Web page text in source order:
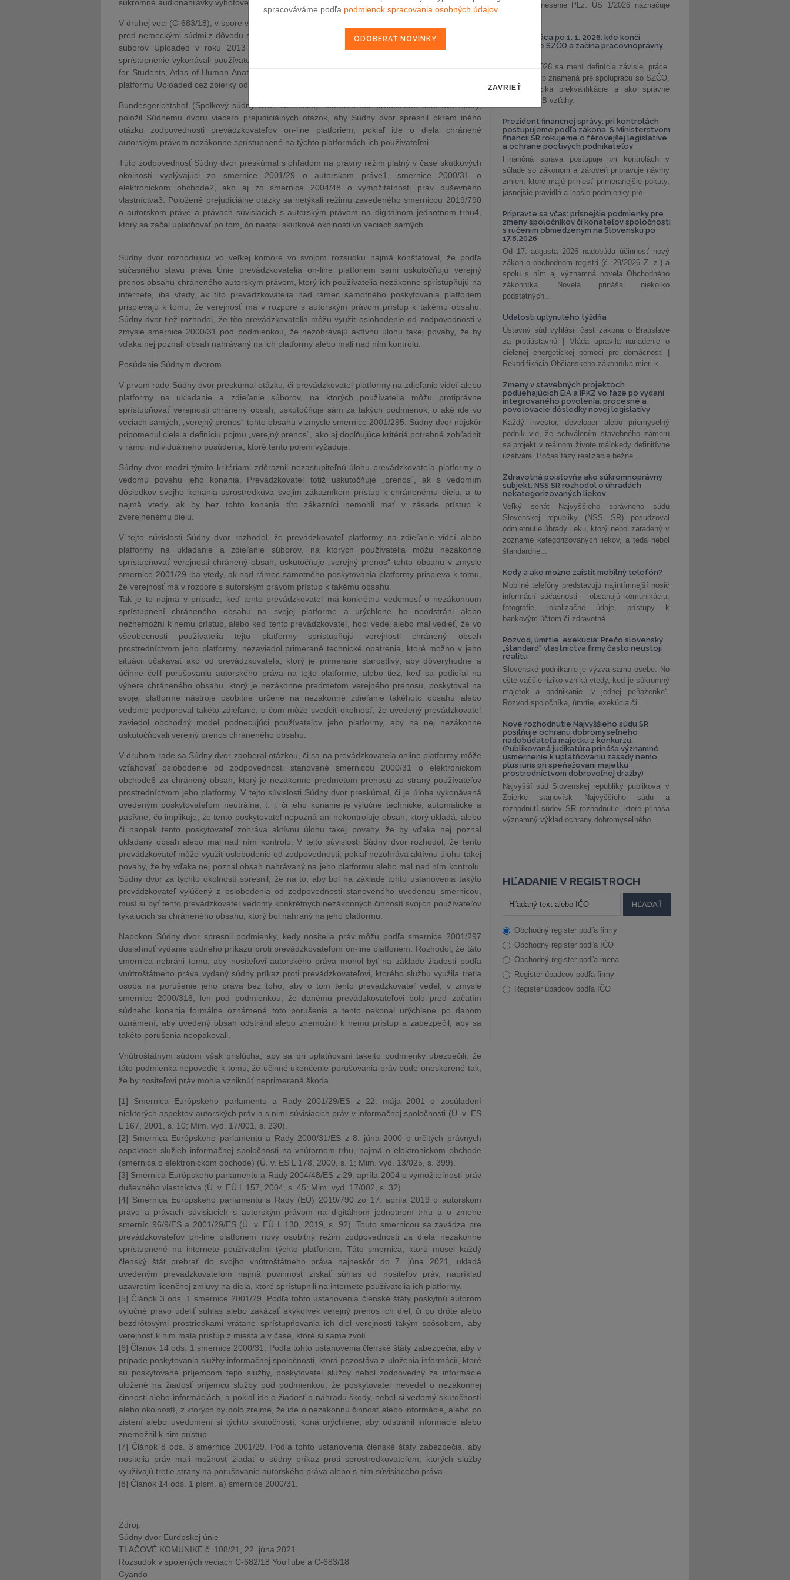
súkromné audionahrávky vyhotovené počas koncertov v rámci jej turné „Symphony Tour“.
V druhej veci (C-683/18), v spore vo veci samej, vydavateľstvo Elsevier žaluje spoločnosť Cyando
pred nemeckými súdmi z dôvodu sprístupnenia on-line na jej platforme na ukladanie a zdieľanie
súborov Uploaded v roku 2013 rôznych diel, ku ktorým má Elsevier výlučné práva. Toto
sprístupnenie vykonávali používatelia tejto platformy bez jej súhlasu. Ide o diela Gray’s Anatomy
for Students, Atlas of Human Anatomy a Campbell-Walsh Urology, ku ktorým sa dalo dostať na
platformu Uploaded cez zbierky odkazov rehabgate.com, avaxhome.ws a bookarchive.ws.
Bundesgerichtshof (Spolkový súdny dvor, Nemecko), ktorému boli predložené tieto dva spory,
položil Súdnemu dvoru viacero prejudiciálnych otázok, aby Súdny dvor spresnil okrem iného
otázku zodpovednosti prevádzkovateľov on-line platforiem, pokiaľ ide o diela chránené
autorským právom nezákonne sprístupnené na týchto platformách ich používateľmi.
Túto zodpovednosť Súdny dvor preskúmal s ohľadom na právny režim platný v čase skutkových
okolností vyplývajúci zo smernice 2001/29 o autorskom práve1, smernice 2000/31 o
elektronickom obchode2, ako aj zo smernice 2004/48 o vymožiteľnosti práv duševného
vlastníctva3. Položené prejudiciálne otázky sa netýkali režimu zavedeného smernicou 2019/790
o autorskom práve a právach súvisiacich s autorským právom na digitálnom jednotnom trhu4,
ktorý sa začal uplatňovať po tom, čo nastali skutkové okolnosti vo veciach samých.
Súdny dvor rozhodujúci vo veľkej komore vo svojom rozsudku najmä konštatoval, že podľa
súčasného stavu práva Únie prevádzkovatelia on-line platforiem sami uskutočňujú verejný
prenos obsahu chráneného autorským právom, ktorý ich používatelia nezákonne sprístupňujú na
internete, iba vtedy, ak títo prevádzkovatelia nad rámec samotného poskytovania platforiem
prispievajú k tomu, že verejnosť má v rozpore s autorským právom prístup k takému obsahu.
Súdny dvor tiež rozhodol, že títo prevádzkovatelia môžu využiť oslobodenie od zodpovednosti v
zmysle smernice 2000/31 pod podmienkou, že nezohrávajú aktívnu úlohu takej povahy, že by
vďaka nej poznali obsah nahrávaný na ich platformy alebo mali nad ním kontrolu.
Posúdenie Súdnym dvorom
V prvom rade Súdny dvor preskúmal otázku, či prevádzkovateľ platformy na zdieľanie videí alebo
platformy na ukladanie a zdieľanie súborov, na ktorých používatelia môžu protiprávne
sprístupňovať verejnosti chránený obsah, uskutočňuje sám za takých podmienok, o aké ide vo
veciach samých, „verejný prenos“ tohto obsahu v zmysle smernice 2001/295. Súdny dvor najskôr
pripomenul ciele a definíciu pojmu „verejný prenos“, ako aj doplňujúce kritériá potrebné zohľadniť
v rámci individuálneho posúdenia, ktoré tento pojem vyžaduje.
Súdny dvor medzi týmito kritériami zdôraznil nezastupiteľnú úlohu prevádzkovateľa platformy a
vedomú povahu jeho konania. Prevádzkovateľ totiž uskutočňuje „prenos“, ak s vedomím
dôsledkov svojho konania sprostredkúva svojim zákazníkom prístup k chránenému dielu, a to
najmä vtedy, ak by bez tohto konania títo zákazníci nemohli mať v zásade prístup k
zverejnenému dielu.
V tejto súvislosti Súdny dvor rozhodol, že prevádzkovateľ platformy na zdieľanie videí alebo
platformy na ukladanie a zdieľanie súborov, na ktorých používatelia môžu nezákonne
sprístupňovať verejnosti chránený obsah, uskutočňuje „verejný prenos“ tohto obsahu v zmysle
smernice 2001/29 iba vtedy, ak nad rámec samotného poskytovania platformy prispieva k tomu,
že verejnosť má v rozpore s autorským právom prístup k takému obsahu.
Tak je to najmä v prípade, keď tento prevádzkovateľ má konkrétnu vedomosť o nezákonnom
sprístupnení chráneného obsahu na svojej platforme a urýchlene ho neodstráni alebo
neznemožní k nemu prístup, alebo keď tento prevádzkovateľ, hoci vedel alebo mal vedieť, že vo
všeobecnosti používatelia tejto platformy sprístupňujú verejnosti chránený obsah
prostredníctvom jeho platformy, nezaviedol primerané technické opatrenia, ktoré možno v jeho
situácii očakávať ako od prevádzkovateľa, ktorý je primerane starostlivý, aby dôveryhodne a
účinne čelil porušovaniu autorského práva na tejto platforme, alebo tiež, keď sa podieľal na
výbere chráneného obsahu, ktorý je nezákonne predmetom verejného prenosu, poskytoval na
svojej platforme nástroje osobitne určené na nezákonné zdieľanie takéhoto obsahu alebo
vedome podporoval takéto zdieľanie, o čom môže svedčiť okolnosť, že uvedený prevádzkovateľ
zaviedol obchodný model podnecujúci používateľov jeho platformy, aby na nej nezákonne
uskutočňovali verejný prenos chráneného obsahu.
V druhom rade sa Súdny dvor zaoberal otázkou, či sa na prevádzkovateľa online platformy môže
vzťahovať oslobodenie od zodpovednosti stanovené smernicou 2000/31 o elektronickom
obchode6 za chránený obsah, ktorý je nezákonne predmetom prenosu zo strany používateľov
prostredníctvom jeho platformy. V tejto súvislosti Súdny dvor preskúmal, či je úloha vykonávaná
uvedeným poskytovateľom neutrálna, t. j. či jeho konanie je výlučne technické, automatické a
pasívne, čo implikuje, že tento poskytovateľ nepozná ani nekontroluje obsah, ktorý ukladá, alebo
či naopak tento poskytovateľ zohráva aktívnu úlohu takej povahy, že by vďaka nej poznal
ukladaný obsah alebo mal nad ním kontrolu. V tejto súvislosti Súdny dvor rozhodol, že tento
prevádzkovateľ môže využiť oslobodenie od zodpovednosti, pokiaľ nezohráva aktívnu úlohu takej
povahy, že by vďaka nej poznal obsah nahrávaný na jeho platformu alebo mal nad ním kontrolu.
Súdny dvor za týchto okolností spresnil, že na to, aby bol na základe tohto ustanovenia takýto
prevádzkovateľ vylúčený z oslobodenia od zodpovednosti stanoveného uvedenou smernicou,
musí si byť tento prevádzkovateľ vedomý konkrétnych nezákonných činností svojich používateľov
týkajúcich sa chráneného obsahu, ktorý bol nahraný na jeho platformu.
Napokon Súdny dvor spresnil podmienky, kedy nositelia práv môžu podľa smernice 2001/297
dosiahnuť vydanie súdneho príkazu proti prevádzkovateľom on-line platforiem. Rozhodol, že táto
smernica nebráni tomu, aby nositeľovi autorského práva mohol byť na základe žiadosti podľa
vnútroštátneho práva vydaný súdny príkaz proti prevádzkovateľovi, ktorého službu využila tretia
osoba na porušenie jeho práva bez toho, aby o tom tento prevádzkovateľ vedel, v zmysle
smernice 2000/318, len pod podmienkou, že danému prevádzkovateľovi bolo pred začatím
súdneho konania formálne oznámené toto porušenie a tento nekonal urýchlene po danom
oznámení, aby uvedený obsah odstránil alebo znemožnil k nemu prístup a zabezpečil, aby sa
takéto porušenia neopakovali.
Vnútroštátnym súdom však prislúcha, aby sa pri uplatňovaní takejto podmienky ubezpečili, že
táto podmienka nepovedie k tomu, že účinné ukončenie porušovania práv bude oneskorené tak,
že by nositeľovi práv mohla vzniknúť neprimeraná škoda.
[1] Smernica Európskeho parlamentu a Rady 2001/29/ES z 22. mája 2001 o zosúladení
niektorých aspektov autorských práv a s nimi súvisiacich práv v informačnej spoločnosti (Ú. v. ES
L 167, 2001, s. 10; Mim. vyd. 17/001, s. 230).
[2] Smernica Európskeho parlamentu a Rady 2000/31/ES z 8. júna 2000 o určitých právnych
aspektoch služieb informačnej spoločnosti na vnútornom trhu, najmä o elektronickom obchode
(smernica o elektronickom obchode) (Ú. v. ES L 178, 2000, s. 1; Mim. vyd. 13/025, s. 399).
[3] Smernica Európskeho parlamentu a Rady 2004/48/ES z 29. apríla 2004 o vymožiteľnosti práv
duševného vlastníctva (Ú. v. EÚ L 157, 2004, s. 45; Mim. vyd. 17/002, s. 32).
[4] Smernica Európskeho parlamentu a Rady (EÚ) 2019/790 zo 17. apríla 2019 o autorskom
práve a právach súvisiacich s autorským právom na digitálnom jednotnom trhu a o zmene
smerníc 96/9/ES a 2001/29/ES (Ú. v. EÚ L 130, 2019, s. 92). Touto smernicou sa zavádza pre
prevádzkovateľov on-line platforiem nový osobitný režim zodpovednosti za diela nezákonne
sprístupnené na internete používateľmi týchto platforiem. Táto smernica, ktorú musel každý
členský štát prebrať do svojho vnútroštátneho práva najneskôr do 7. júna 2021, ukladá
uvedeným prevádzkovateľom najmä povinnosť získať súhlas od nositeľov práv, napríklad
uzavretím licenčnej zmluvy na diela, ktoré sprístupnili na internete používatelia ich platformy.
[5] Článok 3 ods. 1 smernice 2001/29. Podľa tohto ustanovenia členské štáty poskytnú autorom
výlučné právo udeliť súhlas alebo zakázať akýkoľvek verejný prenos ich diel, či po drôte alebo
bezdrôtovými prostriedkami vrátane sprístupňovania ich diel verejnosti takým spôsobom, aby
verejnosť k nim mala prístup z miesta a v čase, ktoré si sama zvolí.
[6] Článok 14 ods. 1 smernice 2000/31. Podľa tohto ustanovenia členské štáty zabezpečia, aby v
prípade poskytovania služby informačnej spoločnosti, ktorá pozostáva z uloženia informácií, ktoré
sú poskytované príjemcom tejto služby, poskytovateľ služby nebol zodpovedný za informácie
uložené na žiadosť príjemcu služby pod podmienkou, že poskytovateľ nevedel o nezákonnej
činnosti alebo informáciách, a pokiaľ ide o žiadosť o náhradu škody, nebol si vedomý skutočností
alebo okolností, z ktorých by bolo zrejmé, že ide o nezákonnú činnosť alebo informácie, alebo po
zistení alebo uvedomení si týchto skutočností, koná urýchlene, aby odstránil informácie alebo
znemožnil k nim prístup.
[7] Článok 8 ods. 3 smernice 2001/29. Podľa tohto ustanovenia členské štáty zabezpečia, aby
nositelia práv mali možnosť žiadať o súdny príkaz proti sprostredkovateľom, ktorých služby
využívajú tretie strany na porušovanie autorského práva alebo s ním súvisiaceho práva.
[8] Článok 14 ods. 1 písm. a) smernice 2000/31.
Zdroj:
Súdny dvor Európskej únie
TLAČOVÉ KOMUNIKÉ č. 108/21, 22. júna 2021
Rozsudok v spojených veciach C-682/18 YouTube a C-683/18
Cyando
celkov. Uznesenie PLz. ÚS 1/2026 naznačuje
odklon od...
Závislá práca po 1. 1. 2026: kde končí
podnikanie SZČO a začína pracovnoprávny
Od 1. 1. 2026 sa mení definícia závislej práce.
Zistite, čo to znamená pre spoluprácu so SZČO,
aké sú riziká prekvalifikácie a ako správne
nastaviť B2B vzťahy.
Prezident finančnej správy: pri kontrolách
postupujeme podľa zákona. S Ministerstvom
financií SR rokujeme o férovejšej legislatíve
a ochrane poctivých podnikateľov
Finančná správa postupuje pri kontrolách v
súlade so zákonom a zároveň pripravuje návrhy
zmien, ktoré majú priniesť primeranejšie pokuty,
jasnejšie pravidlá a lepšie podmienky pre...
Pripravte sa včas: prísnejšie podmienky pre
zmeny spoločníkov či konateľov spoločnosti
s ručením obmedzeným na Slovensku po
17.8.2026
Od 17. augusta 2026 nadobúda účinnosť nový
zákon o obchodnom registri (č. 29/2026 Z. z.) a
spolu s ním aj významná novela Obchodného
zákonníka. Novela prináša niekoľko
podstatných...
Udalosti uplynulého týždňa
Ústavný súd vyhlásil časť zákona o Bratislave
za protiústavnú | Vláda upravila nariadenie o
cielenej energetickej pomoci pre domácnosti |
Rekodifikácia Občianskeho zákonníka mieri k...
Zmeny v stavebných projektoch
podliehajúcich EIA a IPKZ vo fáze po vydaní
integrovaného povolenia: procesné a
povoľovacie dôsledky novej legislatívy
Každý investor, developer alebo priemyselný
podnik vie, že schválením stavebného zámeru
sa projekt v reálnom živote málokedy definitívne
uzatvára. Počas fázy realizácie bežne...
Zdravotná poisťovňa ako súkromnoprávny
subjekt: NSS SR rozhodol o úhradách
nekategorizovaných liekov
Veľký senát Najvyššieho správneho súdu
Slovenskej republiky (NSS SR) posudzoval
odmietnutie úhrady lieku, ktorý nebol zaradený v
zozname kategorizovaných liekov, a teda nebol
štandardne...
Kedy a ako možno zaistiť mobilný telefón?
Mobilné telefóny predstavujú najintímnejší nosič
informácií súčasnosti – obsahujú komunikáciu,
fotografie, lokalizačné údaje, prístupy k
bankovým účtom či zdravotné...
Rozvod, úmrtie, exekúcia: Prečo slovenský
„štandard“ vlastníctva firmy často neustojí
realitu
Slovenské podnikanie je výzva samo osebe. No
ešte väčšie riziko vzniká vtedy, keď je súkromný
majetok a podnikanie „v jednej peňaženke“.
Rozvod spoločníka, úmrtie, exekúcia či...
Nové rozhodnutie Najvyššieho súdu SR
posilňuje ochranu dobromyseľného
nadobúdateľa majetku z konkurzu.
(Publikovaná judikatúra prináša významné
usmernenie k uplatňovaniu zásady nemo
plus iuris pri speňažovaní majetku
prostredníctvom dobrovoľnej dražby)
Najvyšší súd Slovenskej republiky publikoval v
Zbierke stanovísk Najvyššieho súdu a
rozhodnutí súdov SR rozhodnutie, ktoré prináša
významný výklad ochrany dobromyseľného...
HĽADANIE V REGISTROCH
Obchodný register podľa firmy
Obchodný register podľa IČO
Obchodný register podľa mena
Register úpadcov podľa firmy
Register úpadcov podľa IČO
spracováváme podľa podmienok spracovania osobných údajov
ZAVRIEŤ